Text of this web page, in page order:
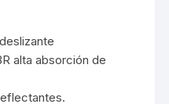
alta absorción de